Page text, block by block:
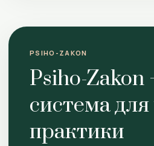
PSIHO-ZAKON
Psiho-
система
практики